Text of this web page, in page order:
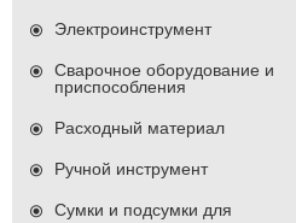
Электроинструмент
Сварочное оборудование и
приспособления
Расходный материал
Ручной инструмент
Сумки и подсумки для